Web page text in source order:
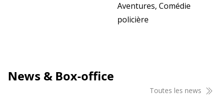
Aventures, Comédie
policière
News & Box-office
Toutes les news